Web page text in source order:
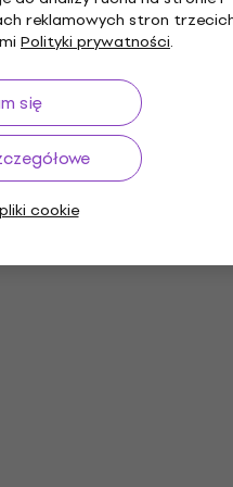
reklamowych stron
Polityki prywatności.
się
cookie